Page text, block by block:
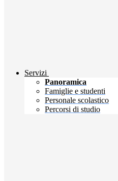
Servizi
Panoramica
Famiglie e studenti
Personale scolastico
Percorsi di studio